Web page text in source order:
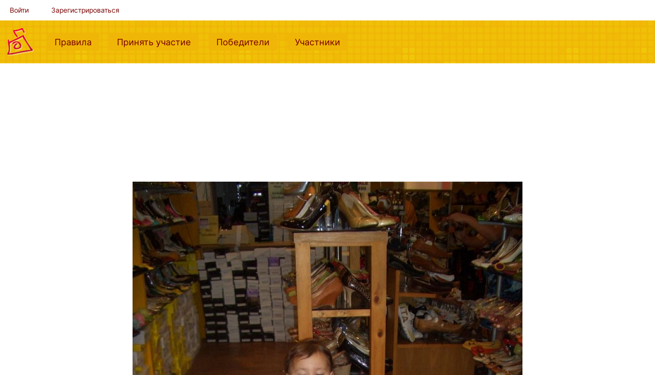
Войти Зарегистрироваться
Правила (current)Принять участие (current)Победители (current)Участники